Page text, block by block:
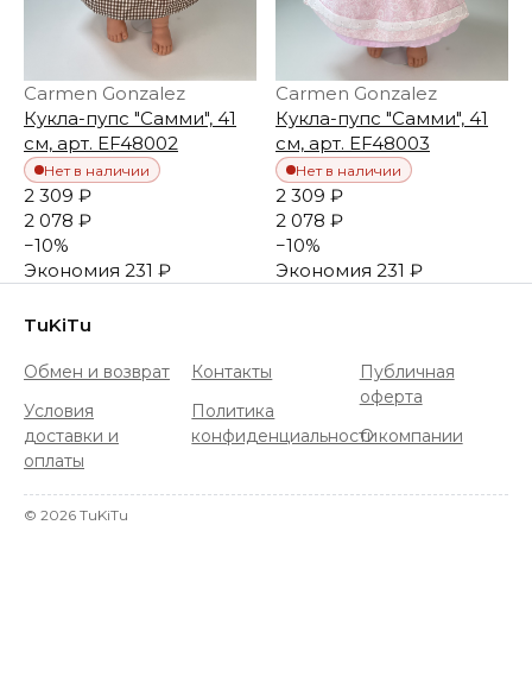
Carmen Gonzalez
Кукла-пупс "Самми", 41
см, арт. EF48002
Нет в наличии
2 309 ₽
2 078 ₽
−10%
Экономия 231 ₽
Carmen Gonzalez
Кукла-пупс "Самми", 41
см, арт. EF48003
Нет в наличии
2 309 ₽
2 078 ₽
−10%
Экономия 231 ₽
TuKiTu
Обмен и возврат
Условия
доставки и
оплаты
Контакты
Политика
конфиденциальности
Публичная
оферта
О компании
© 2026 TuKiTu